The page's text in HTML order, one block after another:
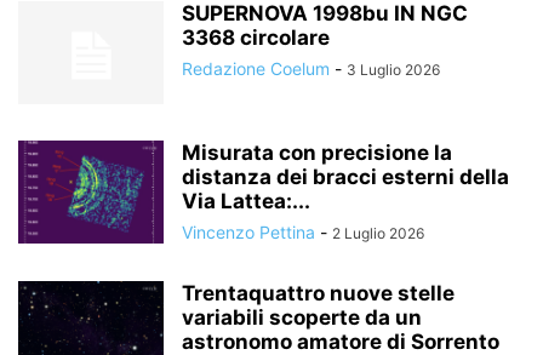
SUPERNOVA 1998bu IN NGC
3368 circolare
Redazione Coelum - 3 Luglio 2026
Misurata con precisione la
distanza dei bracci esterni della
Via Lattea:...
Vincenzo Pettina - 2 Luglio 2026
Trentaquattro nuove stelle
variabili scoperte da un
astronomo amatore di Sorrento